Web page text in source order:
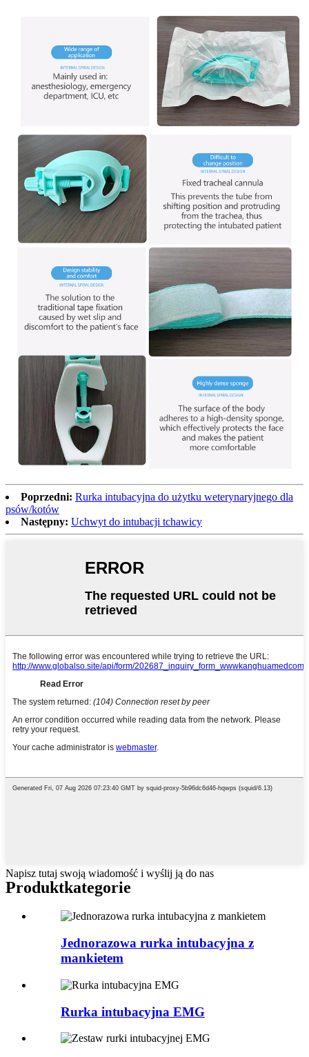
Poprzedni: Rurka intubacyjna do użytku weterynaryjnego dla
psów/kotów
Następny: Uchwyt do intubacji tchawicy
Napisz tutaj swoją wiadomość i wyślij ją do nas
Produktkategorie
Jednorazowa rurka intubacyjna z
mankietem
Rurka intubacyjna EMG